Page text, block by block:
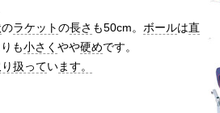
のラケットの長さ も50cm。 ボールは直
も小さく やや硬めです。
扱っています。